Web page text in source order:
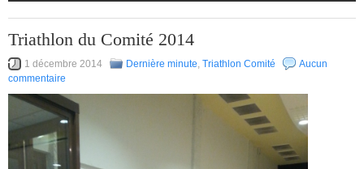
Triathlon du Comité 2014
1 décembre 2014 Dernière minute Triathlon Comité
Aucun
commentaire